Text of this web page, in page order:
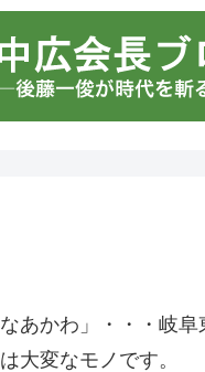
あかわ」・・・岐
大変なモノです。